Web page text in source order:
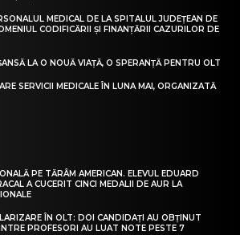
MEDICAL DE LA SPITALUL JUDEȚEAN DE
CODIFICĂRII ȘI FINANȚĂRII CAZURILOR DE
LA O NOUĂ VIAȚĂ, O SPERANȚĂ PENTRU OLT
SERVICII MEDICALE ÎN LUNA MAI, ORGANIZATĂ
PE TĂRÂM AMERICAN. ELEVUL EDUARD
A CUCERIT CINCI MEDALII DE AUR LA
ÎN OLT: DOI CANDIDAȚI AU OBȚINUT
PROFESORI AU LUAT NOTE PESTE 7